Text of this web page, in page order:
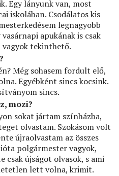
Egy lányunk van, most
iskolában. Csodálatos kis
legnagyobb
apukának is csak
tekinthető.
Még sohasem fordult elő,
Egyébként sincs kocsink.
sincs.
mozi?
sokat jártam színházba,
olvastam. Szokásom volt
újraolvastam az összes
polgármester vagyok,
csak újságot olvasok, s ami
lett volna, krimit.